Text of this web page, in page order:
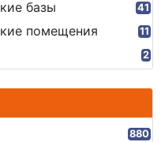
базы 41
помещения 11
2
880